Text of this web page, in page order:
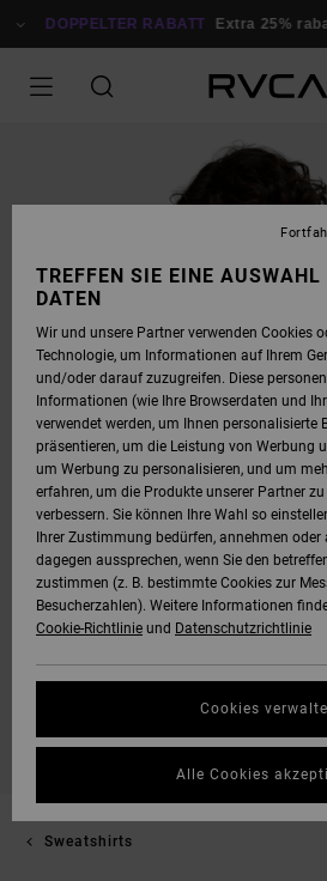
ZUR
DOPPELTER RABATT Extra 25%
Sweatshirts
TREFFEN SIE EINE AUSWAHL
DATEN
Wir und unsere Partner verwenden Cookies
Technologie, um Informationen auf Ihrem
und/oder darauf zuzugreifen. Diese
Informationen (wie Ihre Browserdaten und
verwendet werden, um Ihnen personalisierte
präsentieren, um die Leistung von Werbung
um Werbung zu personalisieren, und um
erfahren, um die Produkte unserer Partner
verbessern. Sie können Ihre Wahl so
Ihrer Zustimmung bedürfen, annehmen oder
dagegen aussprechen, wenn Sie den
zustimmen (z. B. bestimmte Cookies zur
Besucherzahlen). Weitere Informationen
Cookie-Richtlinie und Datenschutzrichtlinie
Cookies
Alle Cookies